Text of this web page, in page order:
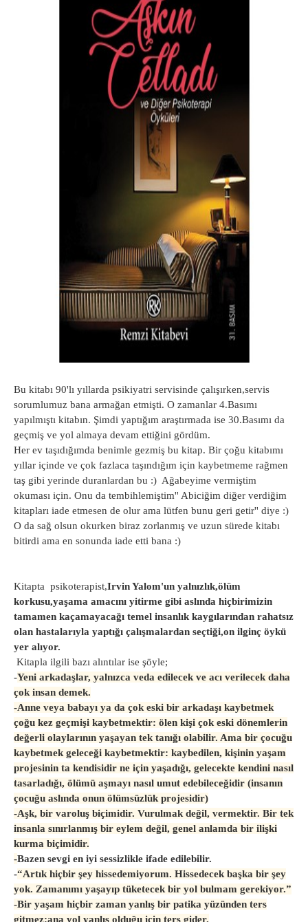
Bu kitabı 90'lı yıllarda psikiyatri servisinde çalışırken,servis
sorumlumuz bana armağan etmişti. O zamanlar 4.Basımı
yapılmıştı kitabın. Şimdi yaptığım araştırmada ise 30.Basımı da
geçmiş ve yol almaya devam ettiğini gördüm.
Her ev taşıdığımda benimle gezmiş bu kitap. Bir çoğu kitabımı
yıllar içinde ve çok fazlaca taşındığım için kaybetmeme rağmen
taş gibi yerinde duranlardan bu :) Ağabeyime vermiştim
okuması için. Onu da tembihlemiştim'' Abiciğim diğer verdiğim
kitapları iade etmesen de olur ama lütfen bunu geri getir'' diye :)
O da sağ olsun okurken biraz zorlanmış ve uzun sürede kitabı
bitirdi ama en sonunda iade etti bana :)
Kitapta psikoterapist,Irvin Yalom'un yalnızlık,ölüm
korkusu,yaşama amacını yitirme gibi aslında hiçbirimizin
tamamen kaçamayacağı temel insanlık kaygılarından rahatsız
olan hastalarıyla yaptığı çalışmalardan seçtiği,on ilginç öykü
yer alıyor.
Kitapla ilgili bazı alıntılar ise şöyle;
-Yeni arkadaşlar, yalnızca veda edilecek ve acı verilecek daha
çok insan demek.
-Anne veya babayı ya da çok eski bir arkadaşı kaybetmek
çoğu kez geçmişi kaybetmektir: ölen kişi çok eski dönemlerin
değerli olaylarının yaşayan tek tanığı olabilir. Ama bir çocuğu
kaybetmek geleceği kaybetmektir: kaybedilen, kişinin yaşam
projesinin ta kendisidir ne için yaşadığı, gelecekte kendini nasıl
tasarladığı, ölümü aşmayı nasıl umut edebileceğidir (insanın
çocuğu aslında onun ölümsüzlük projesidir)
-Aşk, bir varoluş biçimidir. Vurulmak değil, vermektir. Bir tek
insanla sınırlanmış bir eylem değil, genel anlamda bir ilişki
kurma biçimidir.
-Bazen sevgi en iyi sessizlikle ifade edilebilir.
-“Artık hiçbir şey hissedemiyorum. Hissedecek başka bir şey
yok. Zamanımı yaşayıp tüketecek bir yol bulmam gerekiyor.”
-Bir yaşam hiçbir zaman yanlış bir patika yüzünden ters
gitmez;ana yol yanlış olduğu için ters gider.